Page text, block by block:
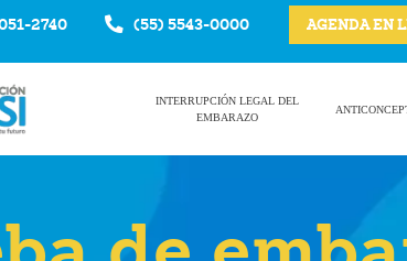
2740 (55) 5543-0000 AGENDA EN
INTERRUPCIÓN LEGAL DEL
EMBARAZO